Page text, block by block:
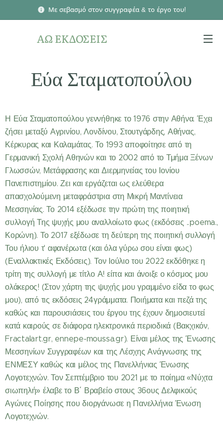
Με σεβασμό στον συγγραφέα & το έργο του!
ΑΩ ΕΚΔΟΣΕΙΣ
Εύα Σταματοπούλου
Η Εύα Σταματοπούλου γεννήθηκε το 1976 στην Αθήνα. Έχει
ζήσει μεταξύ Αγρινίου, Λονδίνου, Στουτγάρδης, Αθήνας,
Κέρκυρας και Καλαμάτας. Το 1993 αποφοίτησε από τη
Γερμανική Σχολή Αθηνών και το 2002 από το Τμήμα Ξένων
Γλωσσών, Μετάφρασης και Διερμηνείας του Ιονίου
Πανεπιστημίου. Ζει και εργάζεται ως ελεύθερα
απασχολούμενη μεταφράστρια στη Μικρή Μαντίνεια
Μεσσηνίας. Το 2014 εξέδωσε την πρώτη της ποιητική
συλλογή Της ψυχής μου αναλλοίωτο φως (εκδόσεις ..poema.,
Κορώνη). Το 2017 εξέδωσε τη δεύτερη της ποιητική συλλογή
Του ήλιου τ' αφανέρωτα (και όλα γύρω σου είναι φως)
(Εναλλακτικές Εκδόσεις). Τον Ιούλιο του 2022 εκδόθηκε η
τρίτη της συλλογή με τίτλο Α! είπα και άνοιξε ο κόσμος μου
ολάκερος! (Στον χάρτη της ψυχής μου γραμμένο είδα το φως
μου), από τις εκδόσεις 24γράμματα. Ποιήματα και πεζά της
καθώς και παρουσιάσεις του έργου της έχουν δημοσιευτεί
κατά καιρούς σε διάφορα ηλεκτρονικά περιοδικά (Βακχικόν,
Fractalart.gr, ennepe-moussa.gr). Είναι μέλος της Ένωσης
Μεσσηνίων Συγγραφέων και της Λέσχης Ανάγνωσης της
ΕΝΜΕΣΥ καθώς και μέλος της Πανελλήνιας Ένωσης
Λογοτεχνών. Τον Σεπτέμβριο του 2021 με το ποίημα «Νύχτα
σιωπηλή» έλαβε το Β΄ Βραβείο στους 36ους Δελφικούς
Αγώνες Ποίησης που διοργάνωσε η Πανελλήνια Ένωση
Λογοτεχνών.